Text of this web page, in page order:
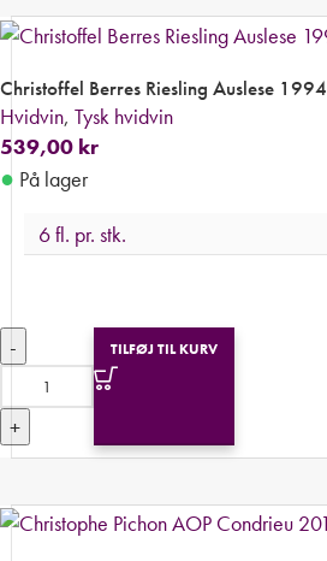
Christoffel Berres Riesling Auslese 1994
Hvidvin, Tysk hvidvin
539,00 kr
● På lager
6 fl. pr. stk.
-
+
TILFØJ TIL KURV